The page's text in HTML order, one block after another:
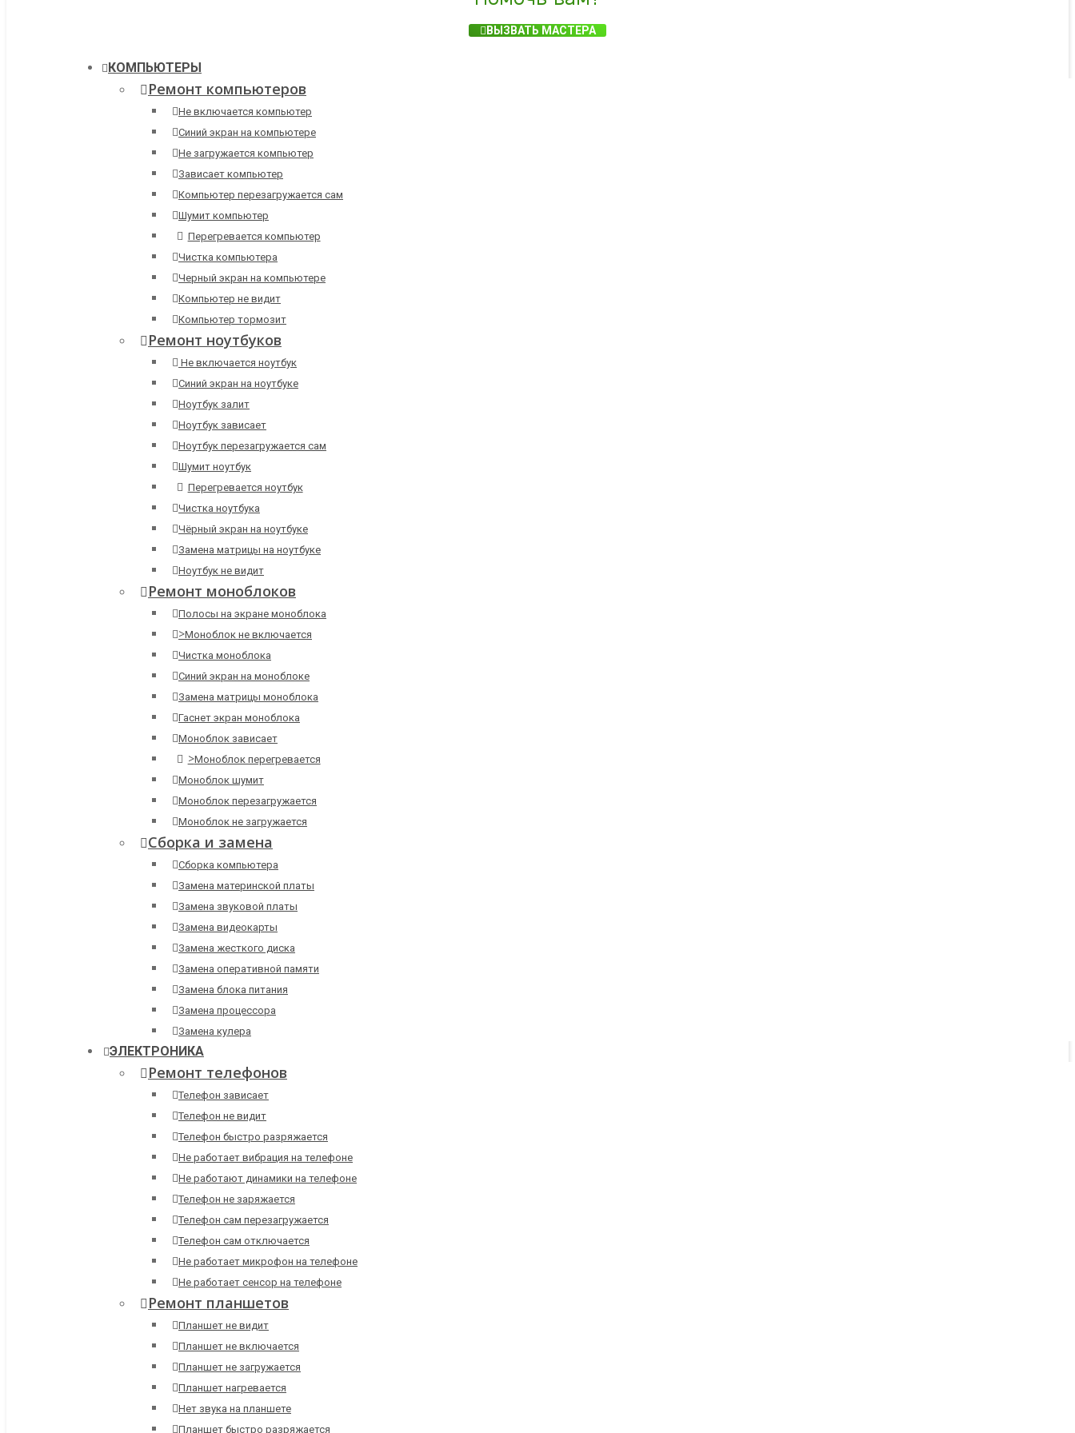
ВЫЗВАТЬ МАСТЕРА
КОМПЬЮТЕРЫ
Ремонт компьютеров
Не включается компьютер
Синий экран на компьютере
Не загружается компьютер
Зависает компьютер
Компьютер перезагружается сам
Шумит компьютер
Перегревается компьютер
Чистка компьютера
Черный экран на компьютере
Компьютер не видит
Компьютер тормозит
Ремонт ноутбуков
Не включается ноутбук
Синий экран на ноутбуке
Ноутбук залит
Ноутбук зависает
Ноутбук перезагружается сам
Шумит ноутбук
Перегревается ноутбук
Чистка ноутбука
Чёрный экран на ноутбуке
Замена матрицы на ноутбуке
Ноутбук не видит
Ремонт моноблоков
Полосы на экране моноблока
>Моноблок не включается
Чистка моноблока
Синий экран на моноблоке
Замена матрицы моноблока
Гаснет экран моноблока
Моноблок зависает
>Моноблок перегревается
Моноблок шумит
Моноблок перезагружается
Моноблок не загружается
Сборка и замена
Сборка компьютера
Замена материнской платы
Замена звуковой платы
Замена видеокарты
Замена жесткого диска
Замена оперативной памяти
Замена блока питания
Замена процессора
Замена кулера
ЭЛЕКТРОНИКА
Ремонт телефонов
Телефон зависает
Телефон не видит
Телефон быстро разряжается
Не работает вибрация на телефоне
Не работают динамики на телефоне
Телефон не заряжается
Телефон сам перезагружается
Телефон сам отключается
Не работает микрофон на телефоне
Не работает сенсор на телефоне
Ремонт планшетов
Планшет не видит
Планшет не включается
Планшет не загружается
Планшет нагревается
Нет звука на планшете
Планшет быстро разряжается